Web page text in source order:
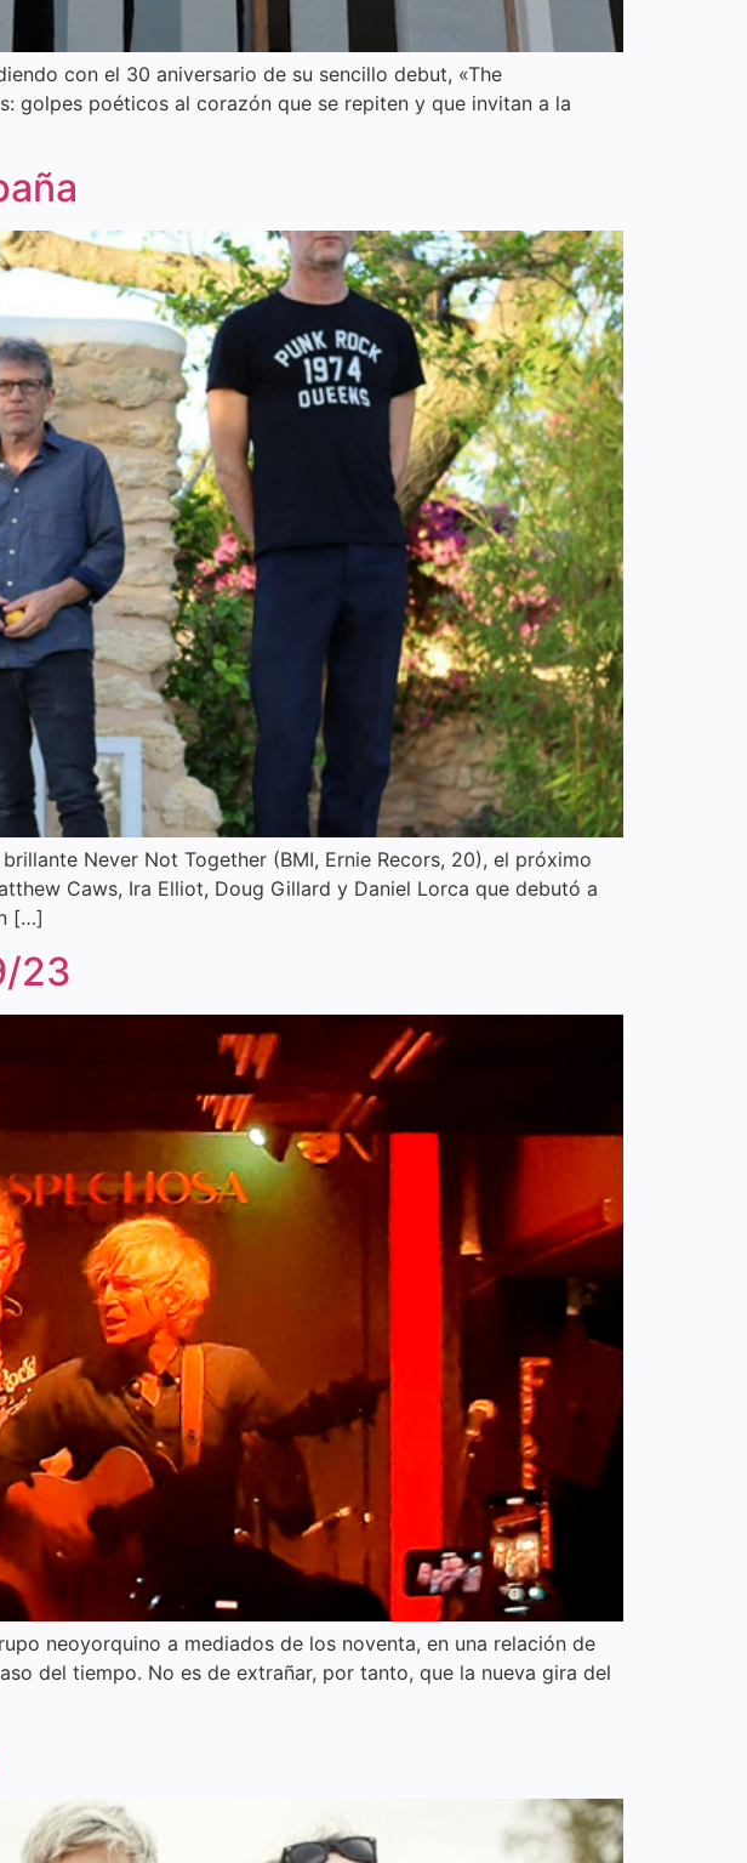
con el 30 aniversario de su sencillo debut, «The
golpes poéticos al corazón que se repiten y que invitan a la
Never Not Together (BMI, Ernie Recors, 20), el próximo
Caws, Ira Elliot, Doug Gillard y Daniel Lorca que debutó a
[…]
23
neoyorquino a mediados de los noventa, en una relación de
del tiempo. No es de extrañar, por tanto, que la nueva gira del